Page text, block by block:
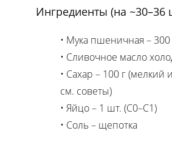
Ингредиенты (на ~30–36
Мука пшеничная – 300
Сливочное масло
Сахар – 100 г (мелкий
см. советы)
Яйцо – 1 шт. (С0–С1)
Соль – щепотка